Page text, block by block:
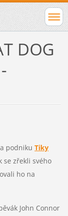
DOG
podniku Tiky
se zřekli svého
ho na
John Connor